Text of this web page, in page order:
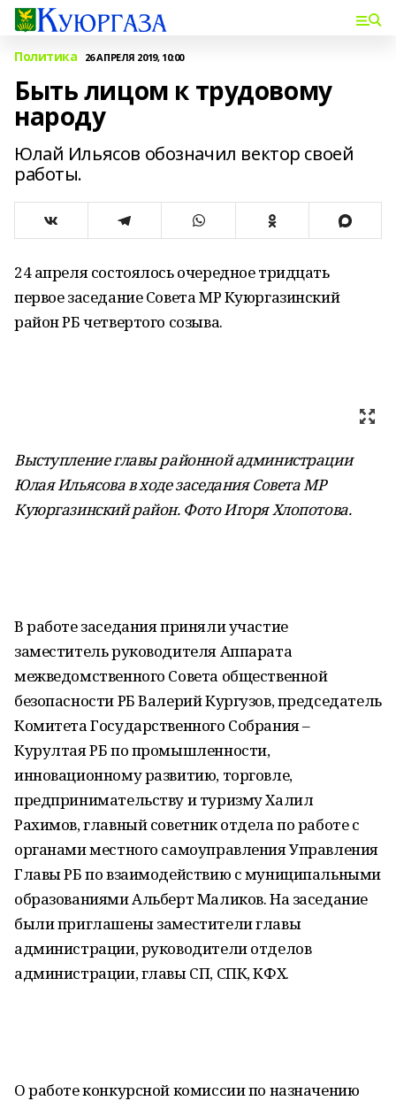
Политика 26 АПРЕЛЯ 2019, 10:00
Быть лицом к трудовому
народу
Юлай Ильясов обозначил вектор своей
работы.
24 апреля состоялось очередное тридцать
первое заседание Совета МР Куюргазинский
район РБ четвертого созыва.
Выступление главы районной администрации
Юлая Ильясова в ходе заседания Совета МР
Куюргазинский район. Фото Игоря Хлопотова.
В работе заседания приняли участие
заместитель руководителя Аппарата
межведомственного Совета общественной
безопасности РБ Валерий Кургузов, председатель
Комитета Государственного Собрания –
Курултая РБ по промышленности,
инновационному развитию, торговле,
предпринимательству и туризму Халил
Рахимов, главный советник отдела по работе с
органами местного самоуправления Управления
Главы РБ по взаимодействию с муниципальными
образованиями Альберт Маликов. На заседание
были приглашены заместители главы
администрации, руководители отделов
администрации, главы СП, СПК, КФХ.
О работе конкурсной комиссии по назначению